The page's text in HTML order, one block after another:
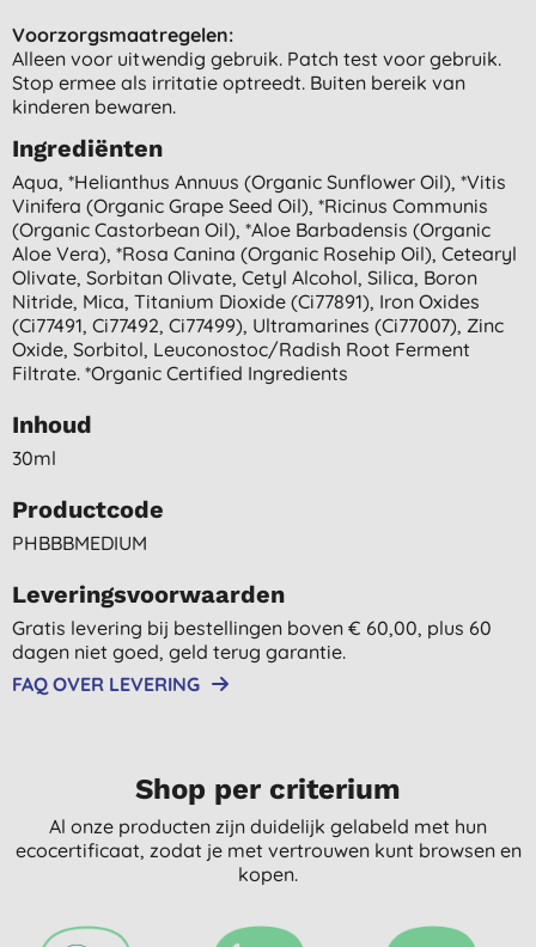
Voorzorgsmaatregelen:
Alleen voor uitwendig gebruik. Patch test voor gebruik.
Stop ermee als irritatie optreedt. Buiten bereik van
kinderen bewaren.
Ingrediënten
Aqua, *helianthus Annuus (organic Sunflower Oil), *vitis
Vinifera (organic Grape Seed Oil), *ricinus Communis
(organic Castorbean Oil), *aloe Barbadensis (organic
Aloe Vera), *rosa Canina (organic Rosehip Oil), Cetearyl
Olivate, Sorbitan Olivate, Cetyl Alcohol, Silica, Boron
Nitride, Mica, Titanium Dioxide (ci77891), Iron Oxides
(ci77491, Ci77492, Ci77499), Ultramarines (ci77007), Zinc
Oxide, Sorbitol, Leuconostoc/radish Root Ferment
Filtrate. *organic Certified Ingredients
Inhoud
30ml
Productcode
PHBBBMEDIUM
Leveringsvoorwaarden
Gratis levering bij bestellingen boven € 60,00, plus 60
dagen niet goed, geld terug garantie.
FAQ OVER LEVERING
Shop per criterium
Al onze producten zijn duidelijk gelabeld met hun
ecocertificaat, zodat je met vertrouwen kunt browsen en
kopen.